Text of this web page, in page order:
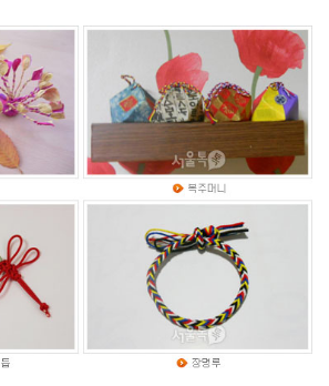
U
L
복
사
공
유
하
기
기
크
게
변
경
하
기
작
게
변
경
하
기